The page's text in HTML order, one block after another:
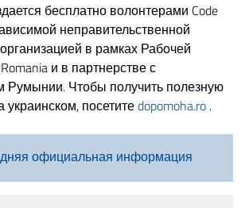
бесплатно волонтерами Code
неправительственной
в рамках Рабочей
и в партнерстве с
Румынии. Чтобы получить полезную
посетитеdopomoha.ro .
официальная информация